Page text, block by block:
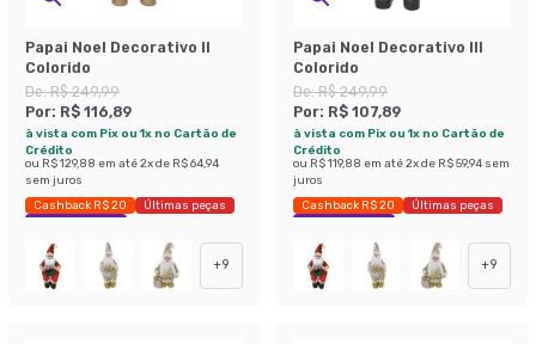
Papai Noel Decorativo II
Colorido
De:R$ 249,99
Por: R$ 116,89
à vista com Pix ou 1x no Cartão de
Crédito
ou R$ 129,88 em até2x de R$ 64,94
sem juros
Cashback R$ 20
Últimas peças
Economize 53%
+9
Papai Noel Decorativo III
Colorido
De:R$ 249,99
Por: R$ 107,89
à vista com Pix ou 1x no Cartão de
Crédito
ou R$ 119,88 em até2x de R$ 59,94 sem
juros
Cashback R$ 20
Últimas peças
Economize 56%
+9